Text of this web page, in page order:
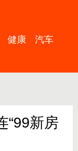
健康
汽车
“99新房